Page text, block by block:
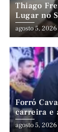
Thiago
Lugar no
agosto 5, 2026
Forró
carreira e
nordestino
agosto 5, 2026